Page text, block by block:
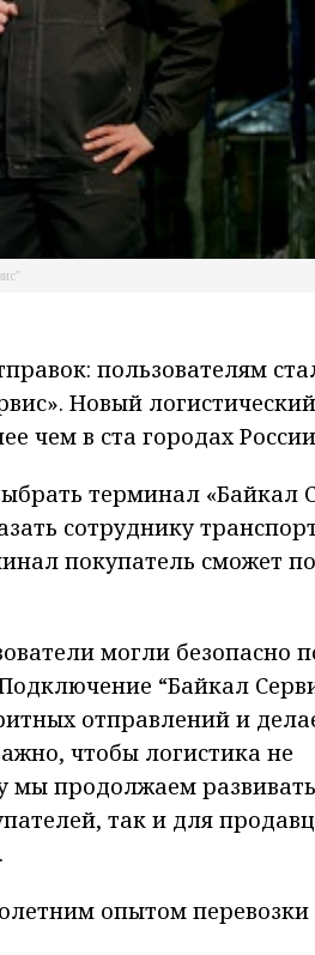
пользователям
Новый
чем в ста городах
терминал «Байкал
сотруднику
покупатель сможет
могли безопасно
“Байкал
отправлений и
чтобы логистика не
мы продолжаем развивать
так и для
опытом перевозки